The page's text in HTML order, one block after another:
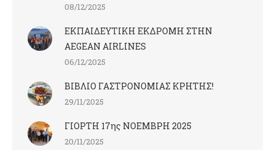
08/12/2025
ΕΚΠΑΙΔΕΥΤΙΚΗ ΕΚΔΡΟΜΗ ΣΤΗΝ
AEGEAN AIRLINES
06/12/2025
ΒΙΒΛΙΟ ΓΑΣΤΡΟΝΟΜΙΑΣ ΚΡΗΤΗΣ!
29/11/2025
ΓΙΟΡΤΗ 17ης ΝΟΕΜΒΡΗ 2025
20/11/2025